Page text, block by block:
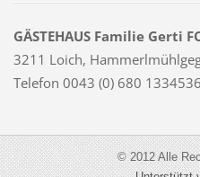
GÄSTEHAUS Familie Gerti
3211 Loich,
Telefon 0043 (0) 680 1334536
© 2012 Alle